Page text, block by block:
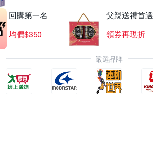
回購第一名
均價$350
父親送禮首選
領券再現折
嚴選品牌